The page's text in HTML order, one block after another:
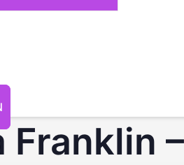
Franklin